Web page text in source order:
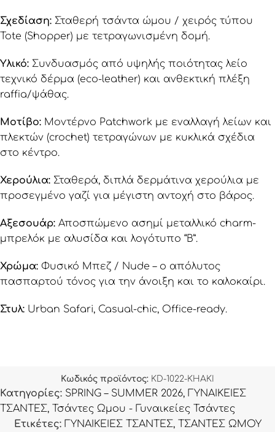
Σχεδίαση: Σταθερή τσάντα ώμου / χειρός τύπου
Tote (Shopper) με τετραγωνισμένη δομή.
Υλικό: Συνδυασμός από υψηλής ποιότητας λείο
τεχνικό δέρμα (eco-leather) και ανθεκτική πλέξη
raffia/ψάθας.
Μοτίβο: Μοντέρνο Patchwork με εναλλαγή λείων και
πλεκτών (crochet) τετραγώνων με κυκλικά σχέδια
στο κέντρο.
Χερούλια: Σταθερά, διπλά δερμάτινα χερούλια με
προσεγμένο γαζί για μέγιστη αντοχή στο βάρος.
Αξεσουάρ: Αποσπώμενο ασημί μεταλλικό charm-
μπρελόκ με αλυσίδα και λογότυπο “B”.
Χρώμα: Φυσικό Μπεζ / Nude – ο απόλυτος
πασπαρτού τόνος για την άνοιξη και το καλοκαίρι.
Στυλ: Urban Safari, Casual-chic, Office-ready.
Κωδικός προϊόντος: KD-1022-KHAKI
Κατηγορίες: SPRING – SUMMER 2026, ΓΥΝΑΙΚΕΙΕΣ
ΤΣΑΝΤΕΣ, Τσάντες Ωμου - Γυναικείες Τσάντες
Ετικέτες: ΓΥΝΑΙΚΕΙΕΣ ΤΣΑΝΤΕΣ, ΤΣΑΝΤΕΣ ΩΜΟΥ